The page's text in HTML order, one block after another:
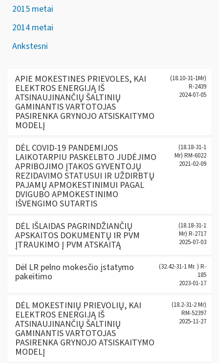
2015 metai
2014 metai
Ankstesni
APIE MOKESTINES PRIEVOLES, KAI
ELEKTROS ENERGIJĄ IŠ
ATSINAUJINANČIŲ ŠALTINIŲ
GAMINANTIS VARTOTOJAS
PASIRENKA GRYNOJO ATSISKAITYMO
MODELĮ
(18.10-31-1Mr)
R-2439
2024-07-05
DĖL COVID-19 PANDEMIJOS
LAIKOTARPIU PASKELBTO JUDĖJIMO
APRIBOJIMO ĮTAKOS GYVENTOJŲ
REZIDAVIMO STATUSUI IR UŽDIRBTŲ
PAJAMŲ APMOKESTINIMUI PAGAL
DVIGUBO APMOKESTINIMO
IŠVENGIMO SUTARTIS
(18.18-31-1
Mr) RM-6022
2021-02-09
DĖL IŠLAIDAS PAGRINDŽIANČIŲ
APSKAITOS DOKUMENTŲ IR PVM
ĮTRAUKIMO Į PVM ATSKAITĄ
(18.18-31-1
Mr) R-2717
2025-07-03
Dėl LR pelno mokesčio įstatymo
pakeitimo
(32.42-31-1 Mr. ) R-
185
2023-01-17
DĖL MOKESTINIŲ PRIEVOLIŲ, KAI
ELEKTROS ENERGIJĄ IŠ
ATSINAUJINANČIŲ ŠALTINIŲ
GAMINANTIS VARTOTOJAS
PASIRENKA GRYNOJO ATSISKAITYMO
MODELĮ
(18.2-31-2 Mr)
RM-52397
2025-11-27